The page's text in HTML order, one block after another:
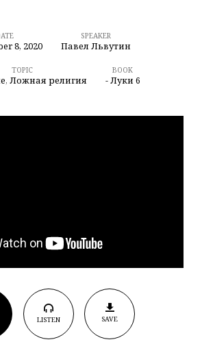
8, 2020
SPEAKER
Павел Львутин
TOPIC
, Ложная религия
BOOK
- Луки 6
LISTEN SAVE